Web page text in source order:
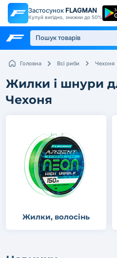
Застосунок FLAGMAN
Купуй вигідно, знижки до 50%
Головна Всі риби Чехоня
Жилки і шнури
Чехоня
Жилки, волосінь